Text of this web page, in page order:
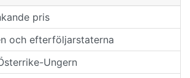
pris
och efterföljarstaterna
Ungern